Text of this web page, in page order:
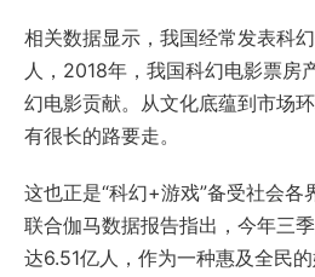
相关数据显示，我国经常发表科
人，2018年，我国科幻电影票房
幻电影贡献。从文化底蕴到市场
有很长的路要走。
这也正是“科幻+游戏”备受社会
联合伽马数据报告指出，今年三
达6.51亿人，作为一种惠及全民